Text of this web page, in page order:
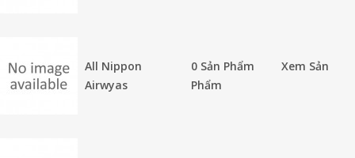
All Nippon
Airwyas
0 Sản Phẩm
Xem Sản
Phẩm